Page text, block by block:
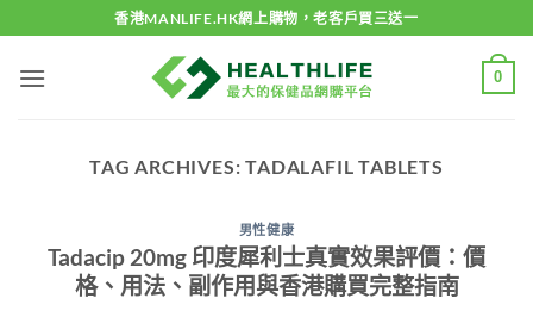
to
content
香港MANLIFE.HK網上購物，老客戶買三送一
0
TAG ARCHIVES:TADALAFIL TABLETS
男性健康
Tadacip 20mg 印度犀利士真實效果評價：價
格、用法、副作用與香港購買完整指南